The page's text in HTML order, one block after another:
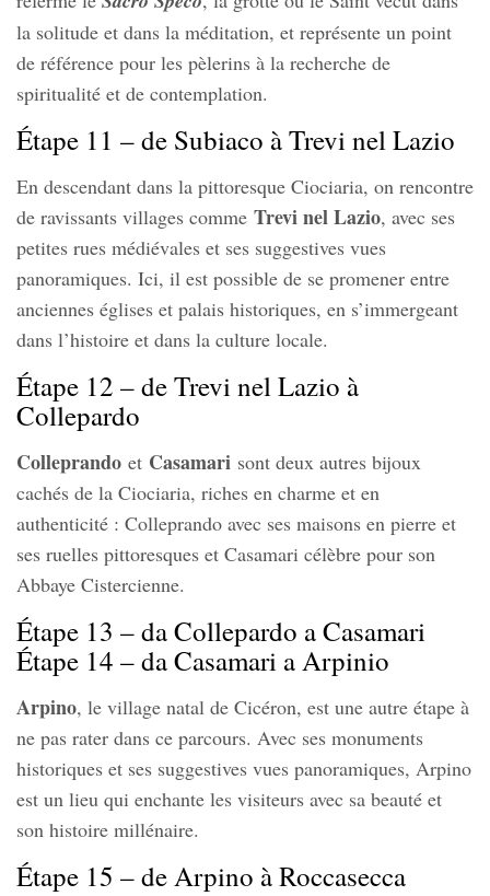
la solitude et dans la méditation, et représente un point
de référence pour les pèlerins à la recherche de
spiritualité et de contemplation.
Étape 11 – de Subiaco à Trevi nel Lazio
En descendant dans la pittoresque Ciociaria, on rencontre
de ravissants villages comme Trevi nel Lazio, avec ses
petites rues médiévales et ses suggestives vues
panoramiques. Ici, il est possible de se promener entre
anciennes églises et palais historiques, en s’immergeant
dans l’histoire et dans la culture locale.
Étape 12 – de Trevi nel Lazio à
Collepardo
Colleprando et Casamari sont deux autres bijoux
cachés de la Ciociaria, riches en charme et en
authenticité : Colleprando avec ses maisons en pierre et
ses ruelles pittoresques et Casamari célèbre pour son
Abbaye Cistercienne.
Étape 13 – da Collepardo a Casamari
Étape 14 – da Casamari a Arpinio
Arpino, le village natal de Cicéron, est une autre étape à
ne pas rater dans ce parcours. Avec ses monuments
historiques et ses suggestives vues panoramiques, Arpino
est un lieu qui enchante les visiteurs avec sa beauté et
son histoire millénaire.
Étape 15 – de Arpino à Roccasecca